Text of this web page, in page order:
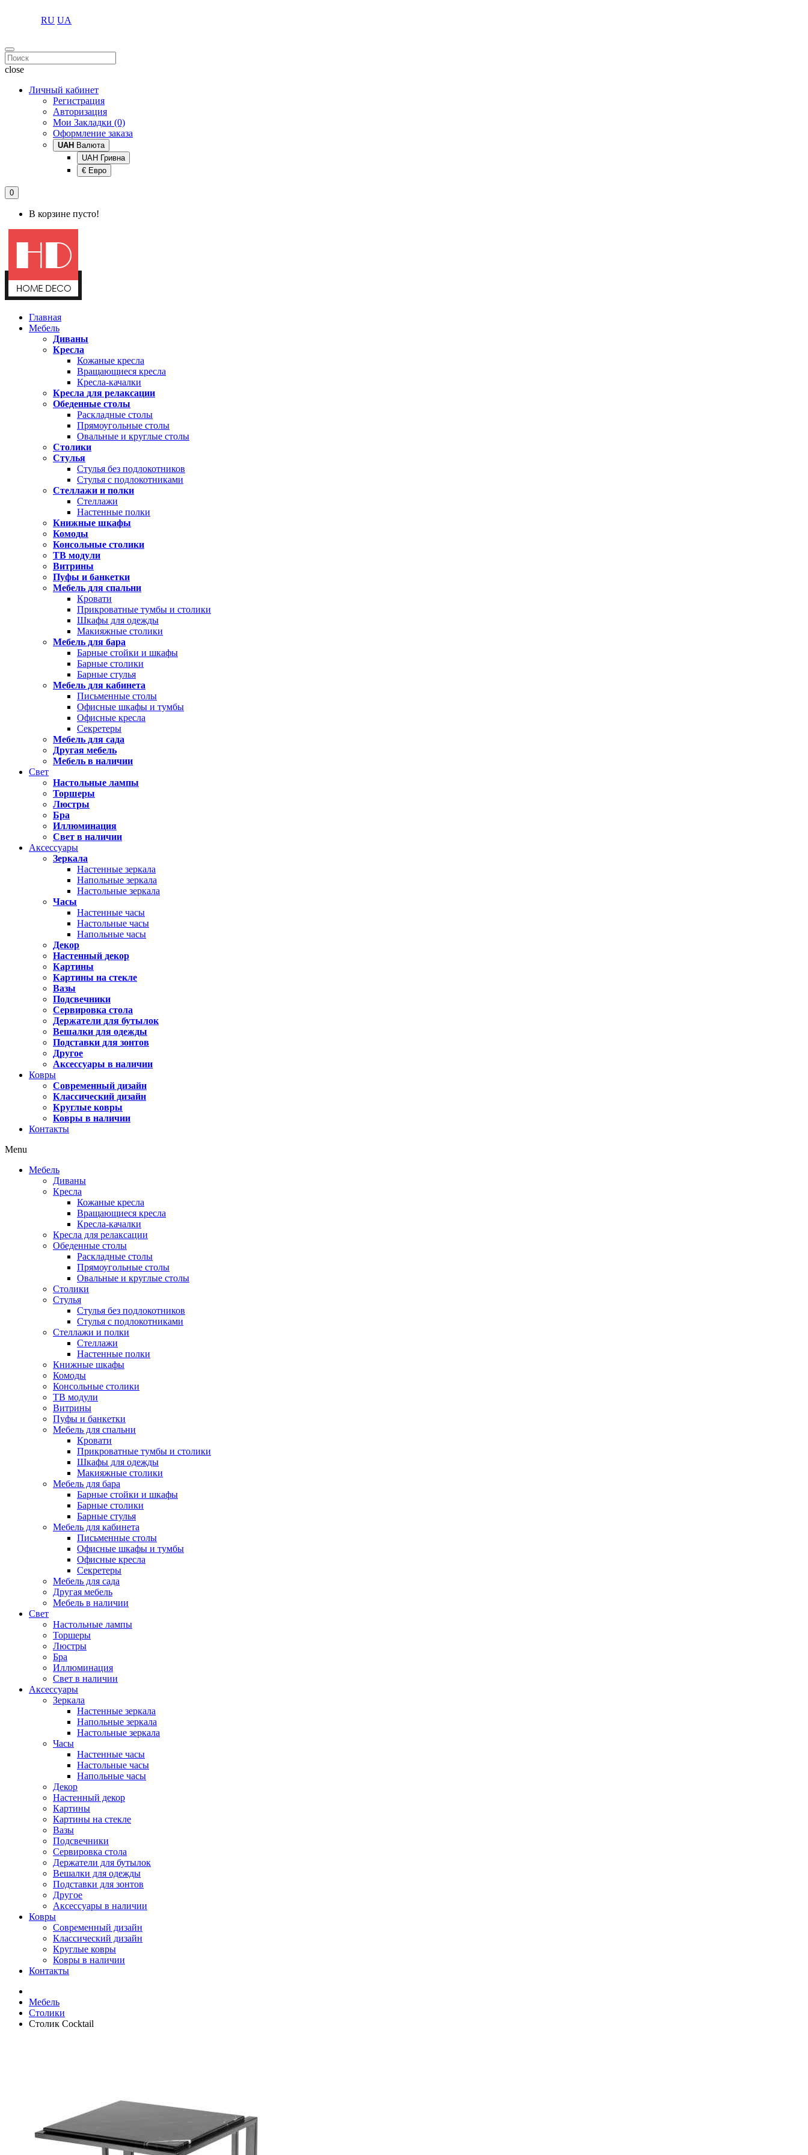
RU UA
close
Личный кабинет
Регистрация
Авторизация
Мои Закладки (0)
Оформление заказа
UAH Валюта
UAH Гривна
€ Евро
0
В корзине пусто!
Главная
Мебель
Диваны
Кресла
Кожаные кресла
Вращающиеся кресла
Кресла-качалки
Кресла для релаксации
Обеденные столы
Раскладные столы
Прямоугольные столы
Овальные и круглые столы
Столики
Стулья
Стулья без подлокотников
Стулья с подлокотниками
Стеллажи и полки
Стеллажи
Настенные полки
Книжные шкафы
Комоды
Консольные столики
ТВ модули
Витрины
Пуфы и банкетки
Мебель для спальни
Кровати
Прикроватные тумбы и столики
Шкафы для одежды
Макияжные столики
Мебель для бара
Барные стойки и шкафы
Барные столики
Барные стулья
Мебель для кабинета
Письменные столы
Офисные шкафы и тумбы
Офисные кресла
Секретеры
Мебель для сада
Другая мебель
Мебель в наличии
Свет
Настольные лампы
Торшеры
Люстры
Бра
Иллюминация
Свет в наличии
Аксессуары
Зеркала
Настенные зеркала
Напольные зеркала
Настольные зеркала
Часы
Настенные часы
Настольные часы
Напольные часы
Декор
Настенный декор
Картины
Картины на стекле
Вазы
Подсвечники
Сервировка стола
Держатели для бутылок
Вешалки для одежды
Подставки для зонтов
Другое
Аксессуары в наличии
Ковры
Современный дизайн
Классический дизайн
Круглые ковры
Ковры в наличии
Контакты
Menu
Мебель
Диваны
Кресла
Кожаные кресла
Вращающиеся кресла
Кресла-качалки
Кресла для релаксации
Обеденные столы
Раскладные столы
Прямоугольные столы
Овальные и круглые столы
Столики
Стулья
Стулья без подлокотников
Стулья с подлокотниками
Стеллажи и полки
Стеллажи
Настенные полки
Книжные шкафы
Комоды
Консольные столики
ТВ модули
Витрины
Пуфы и банкетки
Мебель для спальни
Кровати
Прикроватные тумбы и столики
Шкафы для одежды
Макияжные столики
Мебель для бара
Барные стойки и шкафы
Барные столики
Барные стулья
Мебель для кабинета
Письменные столы
Офисные шкафы и тумбы
Офисные кресла
Секретеры
Мебель для сада
Другая мебель
Мебель в наличии
Свет
Настольные лампы
Торшеры
Люстры
Бра
Иллюминация
Свет в наличии
Аксессуары
Зеркала
Настенные зеркала
Напольные зеркала
Настольные зеркала
Часы
Настенные часы
Настольные часы
Напольные часы
Декор
Настенный декор
Картины
Картины на стекле
Вазы
Подсвечники
Сервировка стола
Держатели для бутылок
Вешалки для одежды
Подставки для зонтов
Другое
Аксессуары в наличии
Ковры
Современный дизайн
Классический дизайн
Круглые ковры
Ковры в наличии
Контакты
Мебель
Столики
Столик Cocktail